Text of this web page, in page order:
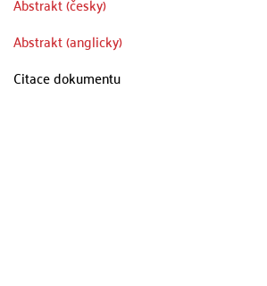
Abstrakt (anglicky)
Citace dokumentu